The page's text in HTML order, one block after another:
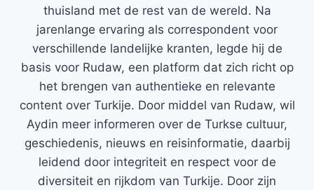
thuisland met de rest van de wereld. Na
jarenlange ervaring als correspondent voor
verschillende landelijke kranten, legde hij de
basis voor Rudaw, een platform dat zich richt op
het brengen van authentieke en relevante
content over Turkije. Door middel van Rudaw, wil
Aydin meer informeren over de Turkse cultuur,
geschiedenis, nieuws en reisinformatie, daarbij
leidend door integriteit en respect voor de
diversiteit en rijkdom van Turkije. Door zijn